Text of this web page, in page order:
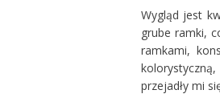
Wygląd jest
grube ramki,
ramkami,
przejadły mi